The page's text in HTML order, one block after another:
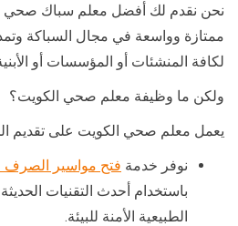
نحن نقدم لك أفضل معلم سباك صحي
ممتازة وواسعة في مجال السباكة
لكافة المنشئات أو المؤسسات أو
ولكن ما وظيفة معلم صحي الكويت؟
يعمل معلم صحي الكويت على تقديم
نوفر خدمة فتح مواسير
باستخدام أحدث التقنيات
الطبيعية الأمنة للبيئة.